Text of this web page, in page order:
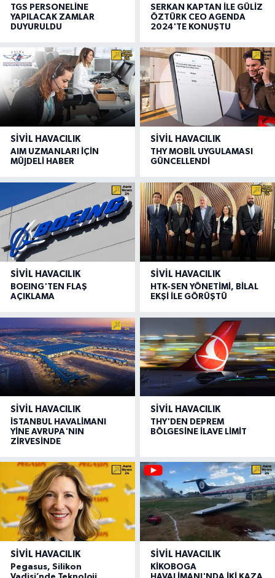
TGS PERSONELİNE
YAPILACAK ZAMLAR
DUYURULDU
SERKAN KAPTAN İLE GÜLİZ
ÖZTÜRK CEO AGENDA
2024'TE KONUŞTU
SIVIL HAVACILIK
AIM UZMANLARI İÇİN
MÜJDELİ HABER
SIVIL HAVACILIK
THY MOBİL UYGULAMASI
GÜNCELLENDİ
SIVIL HAVACILIK
BOEING'TEN FLAŞ
AÇIKLAMA
SIVIL HAVACILIK
HTK-SEN YÖNETİMİ, BİLAL
EKŞİ İLE GÖRÜŞTÜ
SIVIL HAVACILIK
İSTANBUL HAVALİMANI
YİNE AVRUPA'NIN
ZİRVESİNDE
SIVIL HAVACILIK
THY'DEN DEPREM
BÖLGESİNE İLAVE LİMİT
SIVIL HAVACILIK
Pegasus, Silikon
SIVIL HAVACILIK
KİKOBOGA